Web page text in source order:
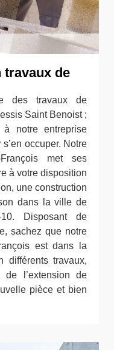
travaux de
des travaux de
Saint Benoist ;
notre entreprise
occuper. Notre
met ses
à votre disposition
une construction
dans la ville de
Disposant de
sachez que notre
est dans la
différents travaux,
de l’extension de
pièce et bien